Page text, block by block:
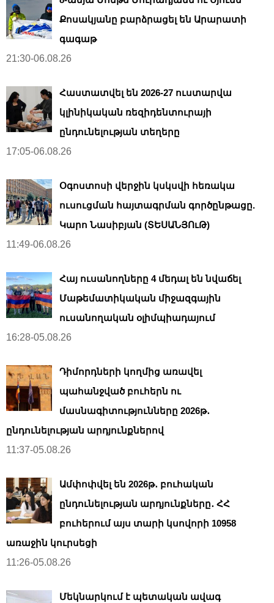
Քոսակյանը բարձրացել են Արարատի
գագաթ
21:30-06.08.26
Հաստատվել են 2026-27 ուստարվա
կլինիկական ռեզիդենտուրայի
ընդունելության տեղերը
17:05-06.08.26
Օգոստոսի վերջին կսկսվի հեռակա
ուսուցման հայտագրման գործընթացը.
Կարո Նասիբյան (ՏԵՍԱՆՅՈւԹ)
11:49-06.08.26
Հայ ուսանողները 4 մեդալ են նվաճել
Մաթեմատիկական միջազգային
ուսանողական օլիմպիադայում
16:28-05.08.26
Դիմորդների կողմից առավել
պահանջված բուհերն ու
մասնագիտությունները 2026թ․
ընդունելության արդյունքներով
11:37-05.08.26
Ամփոփվել են 2026թ․ բուհական
ընդունելության արդյունքները․ ՀՀ
բուհերում այս տարի կսովորի 10958
առաջին կուրսեցի
11:26-05.08.26
Մեկնարկում է պետական ավագ